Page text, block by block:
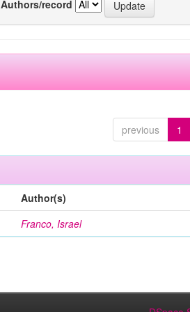
Authors/record
previous 1
Author(s)
Franco, Israel